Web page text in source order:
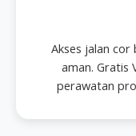
Akses jalan
aman. Gratis
perawatan